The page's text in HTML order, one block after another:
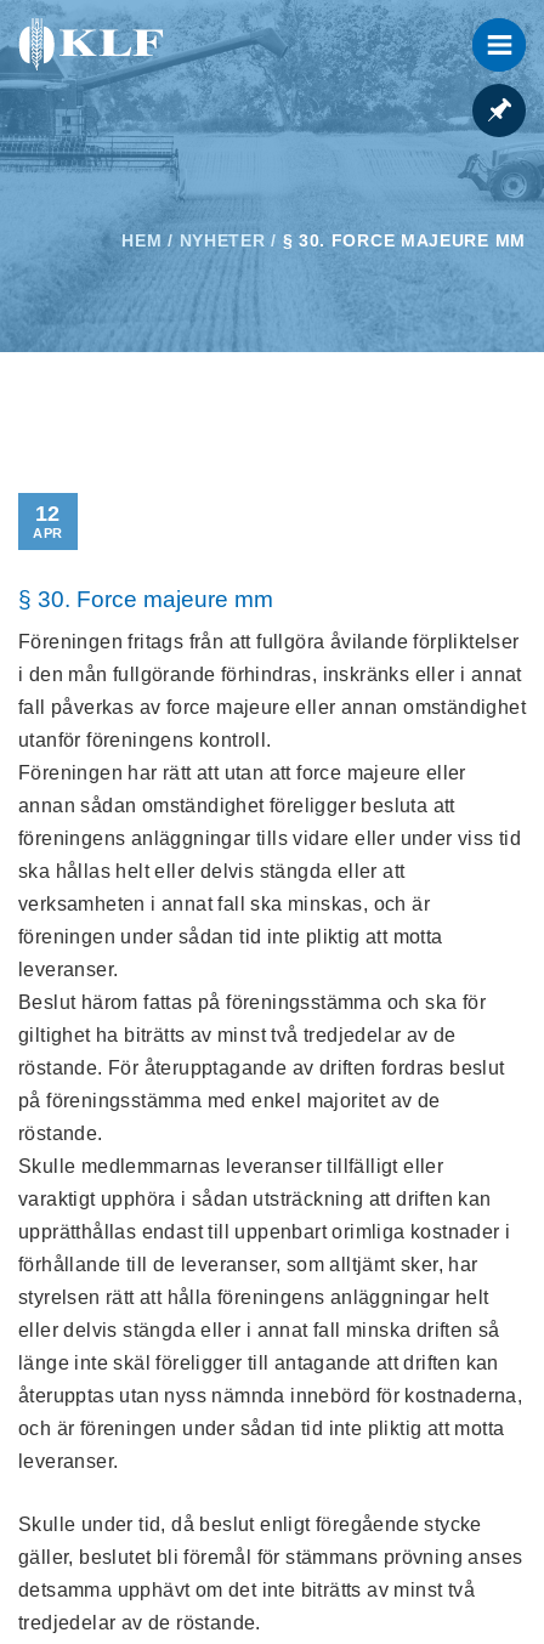
HEM / NYHETER / § 30. FORCE MAJEURE MM
12
APR
§ 30. Force majeure mm
Föreningen fritags från att fullgöra åvilande förpliktelser
i den mån fullgörande förhindras, inskränks eller i annat
fall påverkas av force majeure eller annan omständighet
utanför föreningens kontroll.
Föreningen har rätt att utan att force majeure eller
annan sådan omständighet föreligger besluta att
föreningens anläggningar tills vidare eller under viss tid
ska hållas helt eller delvis stängda eller att
verksamheten i annat fall ska minskas, och är
föreningen under sådan tid inte pliktig att motta
leveranser.
Beslut härom fattas på föreningsstämma och ska för
giltighet ha biträtts av minst två tredjedelar av de
röstande. För återupptagande av driften fordras beslut
på föreningsstämma med enkel majoritet av de
röstande.
Skulle medlemmarnas leveranser tillfälligt eller
varaktigt upphöra i sådan utsträckning att driften kan
upprätthållas endast till uppenbart orimliga kostnader i
förhållande till de leveranser, som alltjämt sker, har
styrelsen rätt att hålla föreningens anläggningar helt
eller delvis stängda eller i annat fall minska driften så
länge inte skäl föreligger till antagande att driften kan
återupptas utan nyss nämnda innebörd för kostnaderna,
och är föreningen under sådan tid inte pliktig att motta
leveranser.
Skulle under tid, då beslut enligt föregående stycke
gäller, beslutet bli föremål för stämmans prövning anses
detsamma upphävt om det inte biträtts av minst två
tredjedelar av de röstande.